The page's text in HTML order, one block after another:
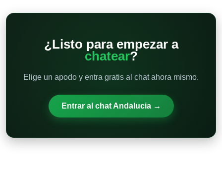
¿Listo para empezar a
chatear?
Elige un apodo y entra gratis al chat ahora mismo.
Entrar al chat Andalucia →